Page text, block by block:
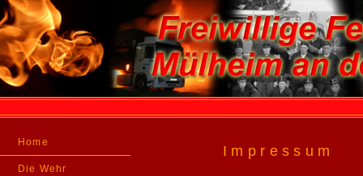
Home
Die Wehr
Impressum